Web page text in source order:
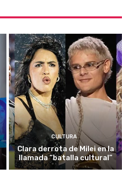
CULTURA
Clara derrota de Milei en la
llamada “batalla cultural”